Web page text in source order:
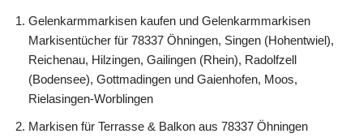
Gelenkarmmarkisen kaufen und Gelenkarmmarkisen
Markisentücher für 78337 Öhningen, Singen (Hohentwiel),
Reichenau, Hilzingen, Gailingen (Rhein), Radolfzell
(Bodensee), Gottmadingen und Gaienhofen, Moos,
Rielasingen-Worblingen
Markisen für Terrasse & Balkon aus 78337 Öhningen